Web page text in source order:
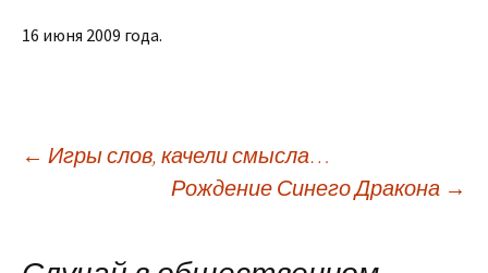
16 июня 2009 года.
Навигация
← Игры слов, качели смысла…
Рождение Синего Дракона →